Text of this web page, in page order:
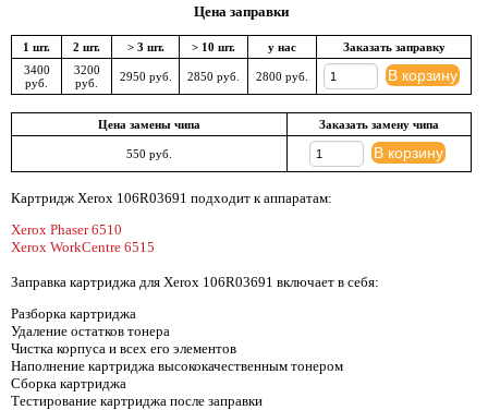
Цена заправки
1 шт. 2 шт. > 3 шт. > 10 шт. у нас
Заказать заправку
3400
руб.
3200
руб.
2950 руб. 2850 руб. 2800 руб. В корзину
Цена замены чипа Заказать замену чипа
550 руб. В корзину
Картридж Xerox 106R03691 подходит к аппаратам:
Xerox Phaser 6510
Xerox WorkCentre 6515
Заправка картриджа для Xerox 106R03691 включает в себя:
Разборка картриджа
Удаление остатков тонера
Чистка корпуса и всех его элементов
Наполнение картриджа высококачественным тонером
Сборка картриджа
Тестирование картриджа после заправки